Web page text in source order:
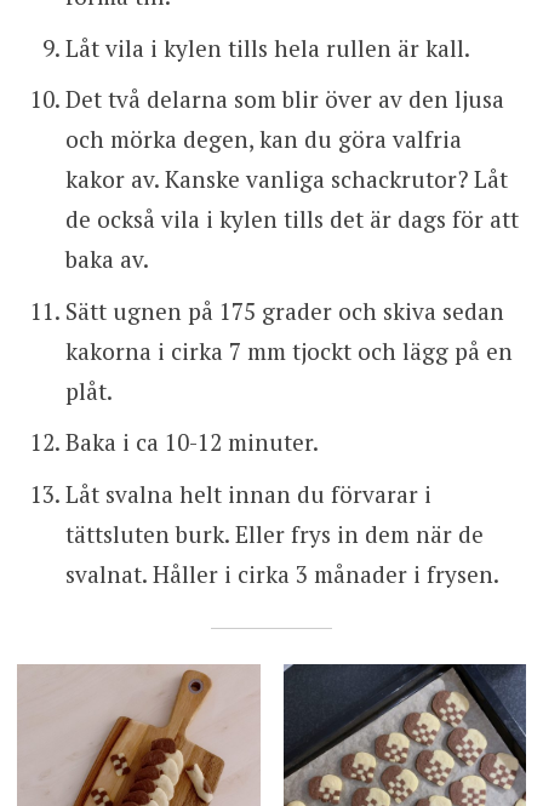
Låt vila i kylen tills hela rullen är kall.
Det två delarna som blir över av den ljusa
och mörka degen, kan du göra valfria
kakor av. Kanske vanliga schackrutor? Låt
de också vila i kylen tills det är dags för att
baka av.
Sätt ugnen på 175 grader och skiva sedan
kakorna i cirka 7 mm tjockt och lägg på en
plåt.
Baka i ca 10-12 minuter.
Låt svalna helt innan du förvarar i
tättsluten burk. Eller frys in dem när de
svalnat. Håller i cirka 3 månader i frysen.